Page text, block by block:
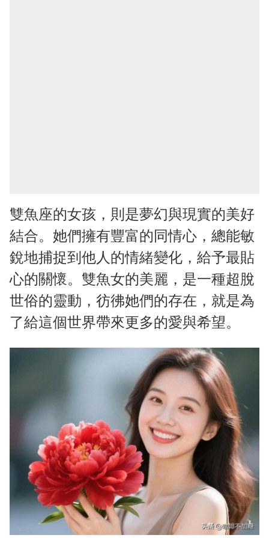
雙魚座的女孩，則是夢幻與現實的美好
結合。她們擁有豐富的同情心，總能敏
銳地捕捉到他人的情緒變化，給予最貼
心的關懷。雙魚女的美麗，是一種超脫
世俗的靈動，彷彿她們的存在，就是為
了給這個世界帶來更多的愛與希望。